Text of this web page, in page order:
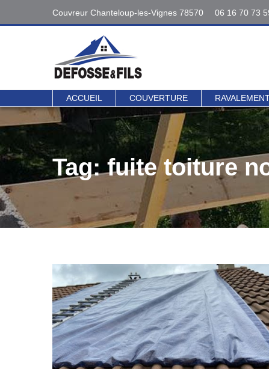
Couvreur Chanteloup-les-Vignes 78570 06 16 70 73
Interventions
78 - 95
ACCUEIL COUVERTURE
Tag: fuite toiture